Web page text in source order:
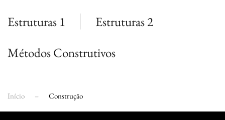
Estruturas 1
Estruturas 2
Métodos Construtivos
Início Construção